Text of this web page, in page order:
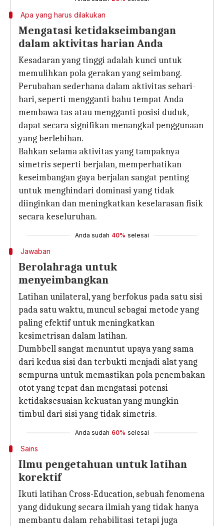
Apa yang harus dilakukan
Mengatasi ketidakseimbangan
dalam aktivitas harian Anda
Kesadaran yang tinggi adalah kunci untuk
memulihkan pola gerakan yang seimbang.
Perubahan sederhana dalam aktivitas sehari-
hari, seperti mengganti bahu tempat Anda
membawa tas atau mengganti posisi duduk,
dapat secara signifikan menangkal penggunaan
yang berlebihan.
Bahkan selama aktivitas yang tampaknya
simetris seperti berjalan, memperhatikan
keseimbangan gaya berjalan sangat penting
untuk menghindari dominasi yang tidak
diinginkan dan meningkatkan keselarasan fisik
secara keseluruhan.
Anda sudah 40% selesai
Jawaban
Berolahraga untuk
menyeimbangkan
Latihan unilateral, yang berfokus pada satu sisi
pada satu waktu, muncul sebagai metode yang
paling efektif untuk meningkatkan
kesimetrisan dalam latihan.
Dumbbell sangat menuntut upaya yang sama
dari kedua sisi dan terbukti menjadi alat yang
sempurna untuk memastikan pola penembakan
otot yang tepat dan mengatasi potensi
ketidaksesuaian kekuatan yang mungkin
timbul dari sisi yang tidak simetris.
Anda sudah 60% selesai
Sains
Ilmu pengetahuan untuk latihan
korektif
Ikuti latihan Cross-Education, sebuah fenomena
yang didukung secara ilmiah yang tidak hanya
membantu dalam rehabilitasi tetapi juga